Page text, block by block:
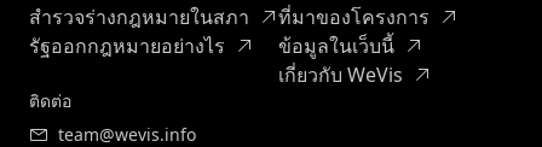
สำรวจร่างกฎหมายในสภา
รัฐออกกฎหมายอย่างไร
ที่มาของโครงการ
ข้อมูลในเว็บนี้
เกี่ยวกับ WeVis
ติดต่อ
team@wevis.info